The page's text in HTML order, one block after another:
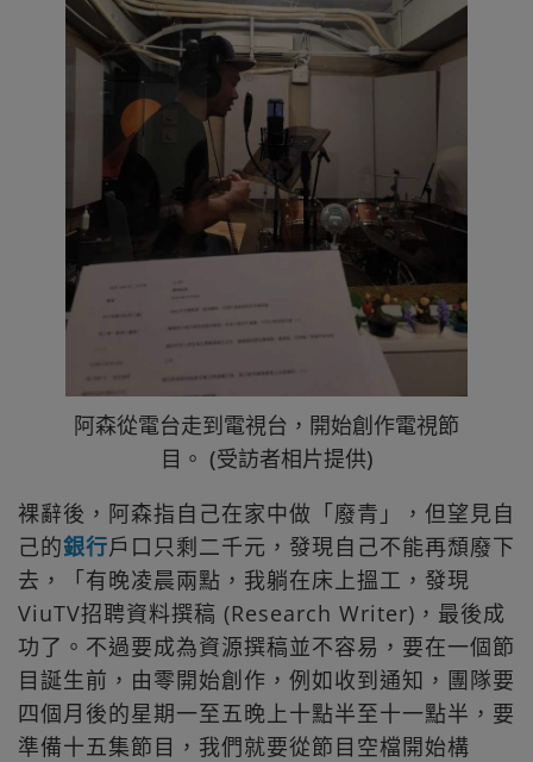
阿森從電台走到電視台，開始創作電視節
目。 (受訪者相片提供)
裸辭後，阿森指自己在家中做「廢青」，但望見自
己的銀行戶口只剩二千元，發現自己不能再頹廢下
去，「有晚凌晨兩點，我躺在床上搵工，發現
ViuTV招聘資料撰稿 (Research Writer)，最後成
功了。不過要成為資源撰稿並不容易，要在一個節
目誕生前，由零開始創作，例如收到通知，團隊要
四個月後的星期一至五晚上十點半至十一點半，要
準備十五集節目，我們就要從節目空檔開始構